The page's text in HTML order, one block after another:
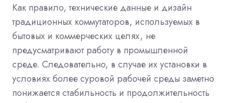
Как правило, технические данные и дизайн
традиционных коммутаторов, используемых в
бытовых и коммерческих целях, не
предусматривают работу в промышленной
среде. Следовательно, в случае их установки в
условиях более суровой рабочей среды заметно
понижается стабильность и продолжительность